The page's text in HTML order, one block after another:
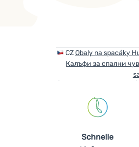
CZObaly na spacáky
Калъфи за спални
Schnelle